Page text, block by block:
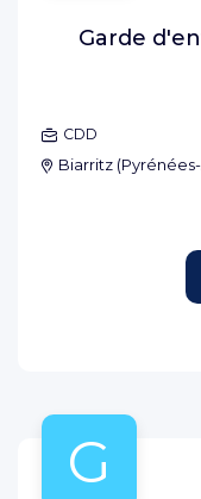
Garde
CDD
Biarritz (
G